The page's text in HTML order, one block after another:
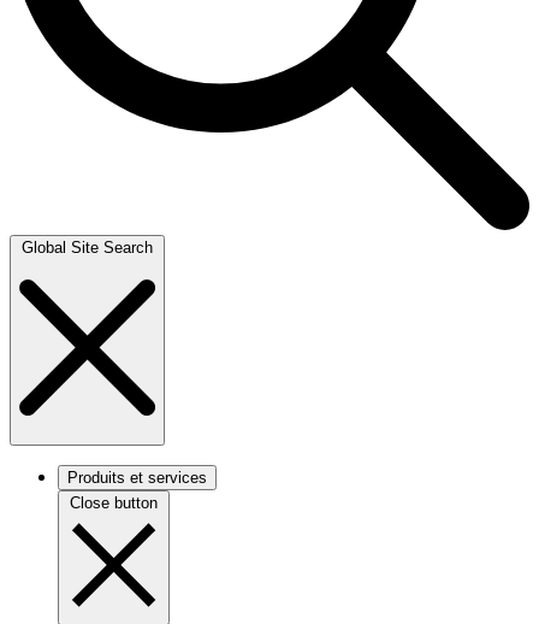
Global Site Search
Produits et services
Close button